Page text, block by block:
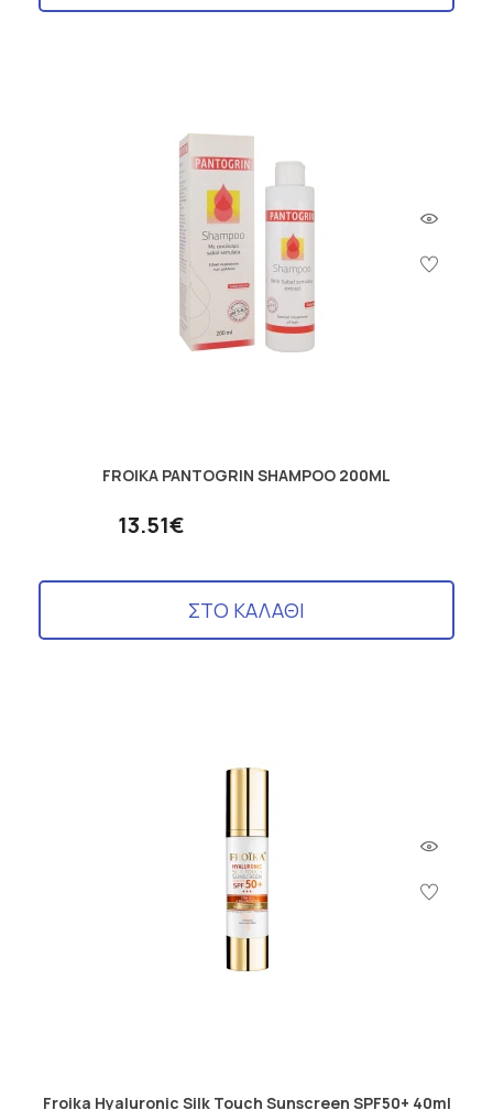
FROIKA PANTOGRIN SHAMPOO 200ML
13.51€
ΣΤΟ ΚΑΛΑΘΙ
Froika Hyaluronic Silk Touch Sunscreen SPF50+ 40ml